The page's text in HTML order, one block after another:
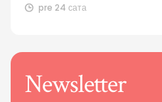
pre 24 сата
Newsletter